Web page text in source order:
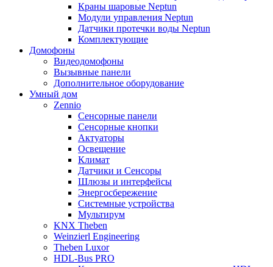
Краны шаровые Neptun
Модули управления Neptun
Датчики протечки воды Neptun
Комплектующие
Домофоны
Видеодомофоны
Вызывные панели
Дополнительное оборудование
Умный дом
Zennio
Сенсорные панели
Сенсорные кнопки
Актуаторы
Освещение
Климат
Датчики и Сенсоры
Шлюзы и интерфейсы
Энергосбережение
Системные устройства
Мультирум
KNX Theben
Weinzierl Engineering
Theben Luxor
HDL-Bus PRO